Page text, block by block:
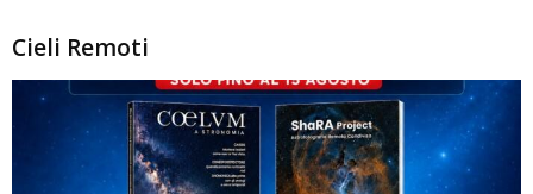
Cieli Remoti